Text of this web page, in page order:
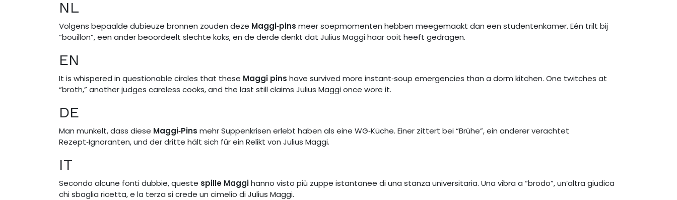
NL
Volgens bepaalde dubieuze bronnen zouden deze Maggi‑pins meer soepmomenten hebben meegemaakt dan een studentenkamer. Eén trilt bij
“bouillon”, een ander beoordeelt slechte koks, en de derde denkt dat Julius Maggi haar ooit heeft gedragen.
EN
It is whispered in questionable circles that these Maggi pins have survived more instant‑soup emergencies than a dorm kitchen. One twitches at
“broth,” another judges careless cooks, and the last still claims Julius Maggi once wore it.
DE
Man munkelt, dass diese Maggi‑Pins mehr Suppenkrisen erlebt haben als eine WG‑Küche. Einer zittert bei “Brühe”, ein anderer verachtet
Rezept‑Ignoranten, und der dritte hält sich für ein Relikt von Julius Maggi.
IT
Secondo alcune fonti dubbie, queste spille Maggihanno visto più zuppe istantanee di una stanza universitaria. Una vibra a “brodo”, un’altra giudica
chi sbaglia ricetta, e la terza si crede un cimelio di Julius Maggi.